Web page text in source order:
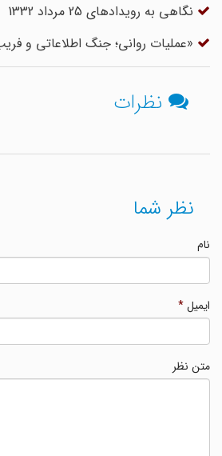
نگاهی به رویدادهای 25 مرداد 1332
«عملیات روانی؛ جنگ اطلاعاتی و
نظرات
نظر شما
ایمیل*
متن نظر